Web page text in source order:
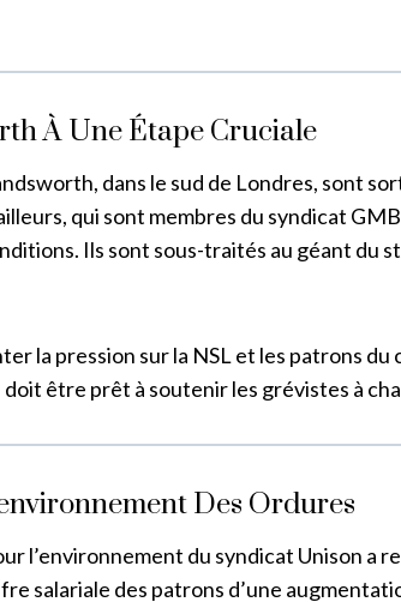
À Une Étape Cruciale
dans le sud de Londres, sont
qui sont membres du syndicat
Ils sont sous-traités au géant du
la pression sur la NSL et les patrons du
doit être prêt à soutenir les grévistes à
Des Ordures
l’environnement du syndicat Unison a
salariale des patrons d’une